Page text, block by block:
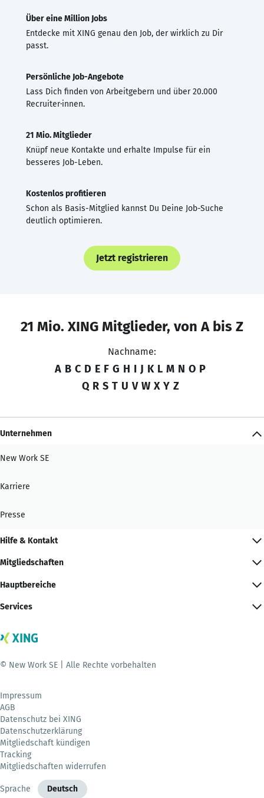
Über eine Million Jobs
Entdecke mit XING genau den Job, der wirklich zu Dir
passt.
Persönliche Job-Angebote
Lass Dich finden von Arbeitgebern und über 20.000
Recruiter·innen.
21 Mio. Mitglieder
Knüpf neue Kontakte und erhalte Impulse für ein
besseres Job-Leben.
Kostenlos profitieren
Schon als Basis-Mitglied kannst Du Deine Job-Suche
deutlich optimieren.
Jetzt registrieren
21 Mio. XING Mitglieder, von A bis Z
Nachname:
A B C D E F G H I J K L M N O P
Q R S T U V W X Y Z
Unternehmen
New Work SE
Karriere
Presse
Hilfe & Kontakt
Mitgliedschaften
Hauptbereiche
Services
© New Work SE | Alle Rechte vorbehalten
Impressum
AGB
Datenschutz bei XING
Datenschutzerklärung
Mitgliedschaft kündigen
Tracking
Mitgliedschaften widerrufen
Sprache Deutsch